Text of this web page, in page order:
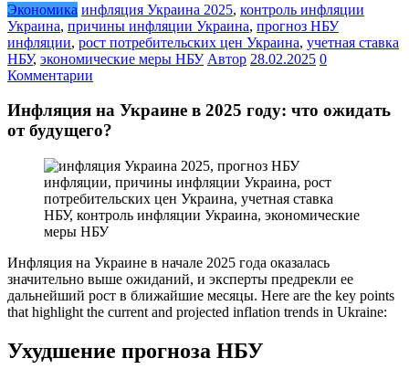
Экономика инфляция Украина 2025, контроль инфляции
Украина, причины инфляции Украина, прогноз НБУ
инфляции, рост потребительских цен Украина, учетная ставка
НБУ, экономические меры НБУ Автор 28.02.2025 0
Комментарии
Инфляция на Украине в 2025 году: что ожидать
от будущего?
Инфляция на Украине в начале 2025 года оказалась
значительно выше ожиданий, и эксперты предрекли ее
дальнейший рост в ближайшие месяцы. Here are the key points
that highlight the current and projected inflation trends in Ukraine:
Ухудшение прогноза НБУ